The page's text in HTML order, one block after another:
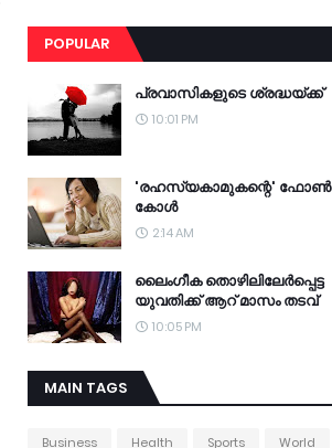
POPULAR
പ്രവാസികളുടെ ശ്രദ്ധയ്ക്ക്
10:01 PM
'രഹസ്യകാമുകന്റെ' ഫോണ്‍
കോള്‍
2:14 AM
ലൈംഗീക തൊഴിലിലേര്‍പ്പെട്ട
യുവതിക്ക് ആറ് മാസം തടവ്
10:05 PM
MAIN TAGS
Business Health Sports World